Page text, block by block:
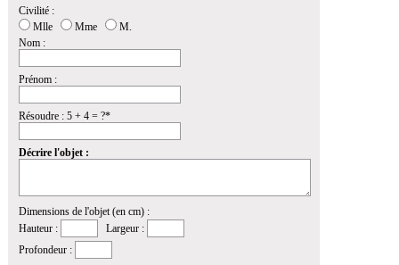
Civilité :
Mlle
Mme
M.
Nom :
Prénom :
Résoudre : 5 + 4 = ?*
Décrire l'objet :
Dimensions de l'objet (en cm) :
Hauteur :
Largeur :
Profondeur :